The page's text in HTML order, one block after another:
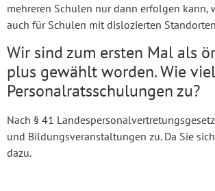
mehreren Schulen nur dann erfolgen
auch für Schulen mit dislozierten
Wir sind zum ersten Mal als
plus gewählt worden. Wie
Personalratsschulungen zu?
Nach § 41
und Bildungsveranstaltungen zu. Da Sie
dazu.